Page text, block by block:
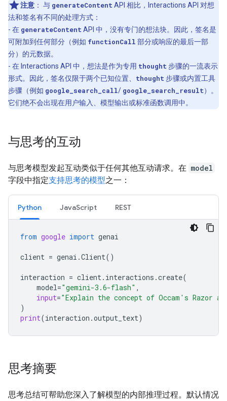
注意 ： 与 generateContent API 相比，Interactions API 对想
法和签名有不同的处理方式：
- 在 generateContent API 中，没有专门的想法块。因此，签名是
可附加到任何部分（例如 functionCall 部分或响应的最后一部
分）的元数据。
- 在 Interactions API 中，想法是作为专用 thought 步骤的一流表示
形式。因此，签名仅限于两个已知位置、 thought 步骤或内置工具
步骤（例如 google_search_call/ google_search_result）。
它们绝不会出现在用户输入、模型输出或标准函数调用中。
与思考的互动
与思考模型发起互动类似于任何其他互动请求。在 model
字段中指定支持思考的模型之一：
Python JavaScript REST
from google import genai
client = genai .Client()
interaction = client. interactions .create(
model="gemini-3.6-flash" ,
input="Explain the concept of Occam's Razor
)
print(interaction .output_text)
思考摘要
思考总结可帮助您深入了解模型的内部推理过程。默认情况